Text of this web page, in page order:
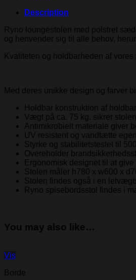
Description
Ryno loungestolen med polstret
og henvender sig til alle behov,
Kvaliteten og holdbarheden af
Med deres unikke design og farver
Holdbar konstruktion af
Vægt på ca. 75 kg. sikrer
Antimikrobielt materiale giver
UV resistent og vandtætte
Styrke og stabilitetstestet til
Overeholder
Ergonomisk designet til at
Stolen måler h780 x w600 x
Stolen findes også i en
Ryno spisebordsstol findes i
You may also like…
Vis
Borde